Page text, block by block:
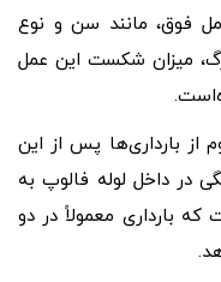
فوق، مانند سن و نوع
میزان شکست این عمل
بارداری‌ها پس از این
در داخل لوله فالوپ به
بارداری معمولاً در دو